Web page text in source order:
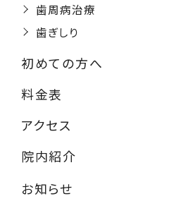
歯周病治療
歯ぎしり
初めての方へ
料金表
アクセス
院内紹介
お知らせ